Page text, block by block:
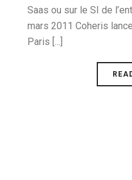
Saas ou sur le SI de
mars 2011 Coheris
Paris [...]